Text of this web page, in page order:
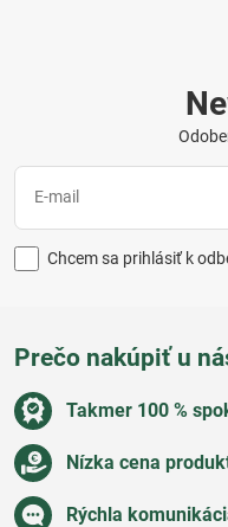
Chcem sa prihlásiť k
Prečo nakúpiť u
Takmer 100 %
Nízka cena
Rýchla